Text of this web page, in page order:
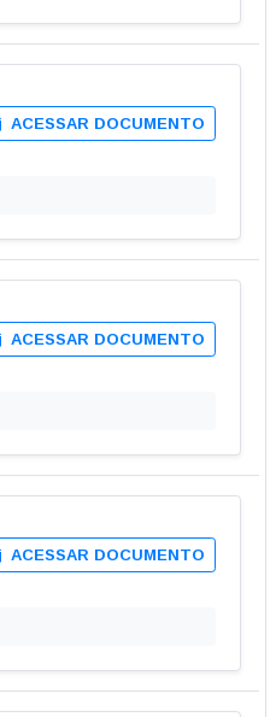
ACESSAR DOCUMENTO
ACESSAR DOCUMENTO
ACESSAR DOCUMENTO